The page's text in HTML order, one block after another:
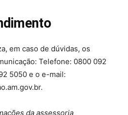
em caso de dúvidas, os
Telefone: 0800 092
5050 e o e-mail:
.
da assessoria